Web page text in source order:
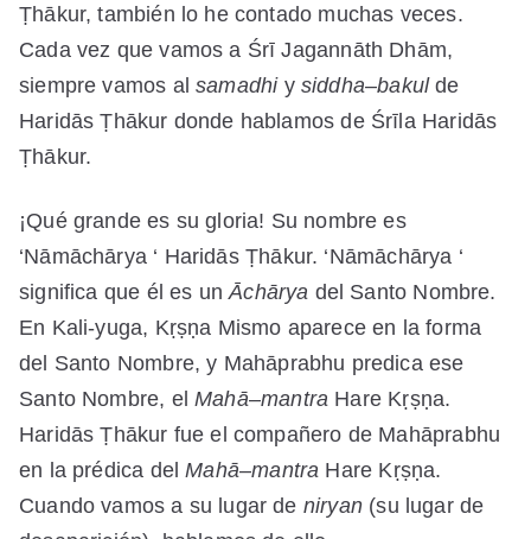
Ṭhākur, también lo he contado muchas veces.
Cada vez que vamos a Śrī Jagannāth Dhām,
siempre vamos alsamadhiy siddha–bakulde
Haridās Ṭhākur donde hablamos de Śrīla Haridās
Ṭhākur.
¡Qué grande es su gloria! Su nombre es
‘Nāmāchārya ‘ Haridās Ṭhākur. ‘Nāmāchārya ‘
significa que él es unĀchārya del Santo Nombre.
En Kali-yuga, Kṛṣṇa Mismo aparece en la forma
del Santo Nombre, y Mahāprabhu predica ese
Santo Nombre, elMahā–mantra Hare Kṛṣṇa.
Haridās Ṭhākur fue el compañero de Mahāprabhu
en la prédica delMahā–mantra Hare Kṛṣṇa.
Cuando vamos a su lugar de niryan(su lugar de